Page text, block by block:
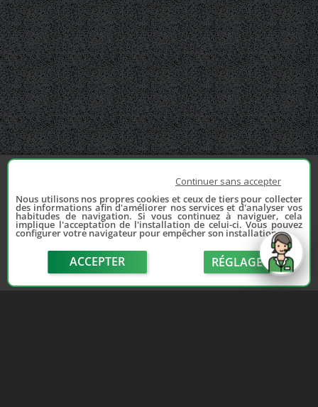
Continuer sans accepter
Nous utilisons nos propres cookies et ceux de tiers pour collecter
des informations afin d'améliorer nos services et d'analyser vos
habitudes de navigation. Si vous continuez à naviguer, cela
implique l'acceptation de l'installation de celui-ci. Vous pouvez
configurer votre navigateur pour empêcher son installation.
ACCEPTER RÉGLAGE